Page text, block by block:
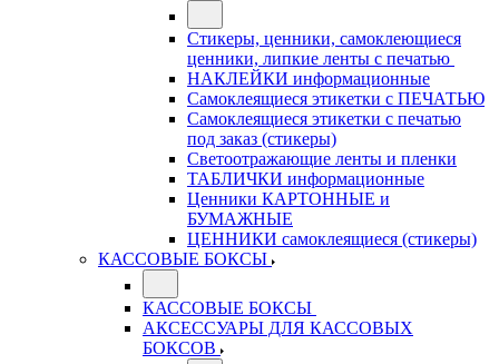
Стикеры, ценники, самоклеющиеся
ценники, липкие ленты с печатью
НАКЛЕЙКИ информационные
Самоклеящиеся этикетки с ПЕЧАТЬЮ
Самоклеящиеся этикетки с печатью
под заказ (стикеры)
Светоотражающие ленты и пленки
ТАБЛИЧКИ информационные
Ценники КАРТОННЫЕ и
БУМАЖНЫЕ
ЦЕННИКИ самоклеящиеся (стикеры)
КАССОВЫЕ БОКСЫ
КАССОВЫЕ БОКСЫ
АКСЕССУАРЫ ДЛЯ КАССОВЫХ
БОКСОВ